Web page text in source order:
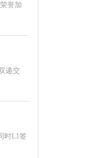
誉加
递交
时L1签